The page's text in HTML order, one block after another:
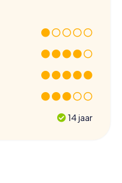
14 jaar